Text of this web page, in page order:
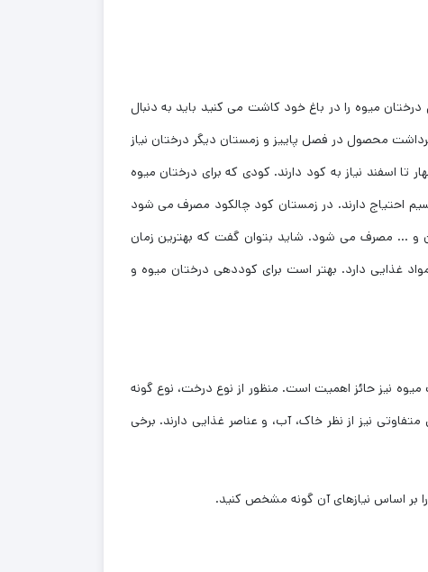
میوه را در باغ خود کاشت می کنید باید به دنبال
محصول در فصل پاییز و زمستان دیگر درختان نیاز
اسفند نیاز به کود دارند. کودی که برای درختان میوه
احتیاج دارند. در زمستان کود چالکود مصرف می شود
آهن و … مصرف می شود. شاید بتوان گفت که بهترین زمان
غذایی دارد. بهتر است برای کوددهی درختان میوه و
نیز حائز اهمیت است. منظور از نوع درخت، نوع گونه
نیز از نظر خاک، آب، و عناصر غذایی دارند. برخی
بر اساس نیازهای آن گونه مشخص کنید.